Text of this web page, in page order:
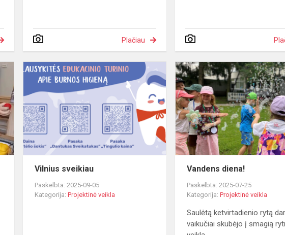
Plačiau
Mano
maisto
namelis
Vilnius
sveikiau
Vilnius sveikiau
Paskelbta: 2025-09-05
Kategorija:Projektinė veikla
Vandens diena!
Paskelbta: 2025-07-25
Kategorija:Projektinė veikla
Saulėtą ketvirtadienio rytą
vaikučiai skubėjo į smagią